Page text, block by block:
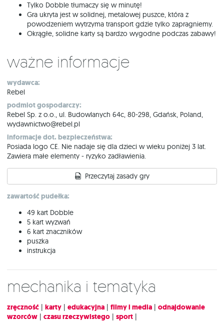
Tylko Dobble tłumaczy się w minutę!
Gra ukryta jest w solidnej, metalowej puszce, która z
powodzeniem wytrzyma transport gdzie tylko zapragniemy.
Okrągłe, solidne karty są bardzo wygodne podczas zabawy!
Ważne informacje
wydawca:
Rebel
podmiot gospodarczy:
Rebel Sp. z o.o., ul. Budowlanych 64c, 80-298, Gdańsk, Poland,
wydawnictwo@rebel.pl
informacje dot. bezpieczeństwa:
Posiada logo CE. Nie nadaje się dla dzieci w wieku poniżej 3 lat.
Zawiera małe elementy - ryzyko zadławienia.
Przeczytaj zasady gry
zawartość pudełka:
49 kart Dobble
5 kart wyzwań
6 kart znaczników
puszka
instrukcja
Mechanika i tematyka
zręczność | karty | edukacyjna | filmy i media | odnajdowanie
wzorców | czasu rzeczywistego | sport |